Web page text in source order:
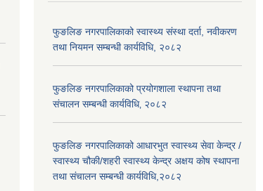
फुङलिङ नगरपालिकाको स्वास्थ्य संस्था दर्ता, नवीकरण
तथा नियमन सम्बन्धी कार्यविधि, २०८२
फुङलिङ नगरपालिकाको प्रयोगशाला स्थापना तथा
संचालन सम्बन्धी कार्यविधि‚ २०८२
फुङलिङ नगरपालिकाको आधारभुत स्वास्थ्य सेवा केन्द्र /
स्वास्थ्य चौकी/शहरी स्वास्थ्य केन्द्र अक्षय कोष स्थापना
तथा संचालन सम्बन्धी कार्यविधि,२०८२